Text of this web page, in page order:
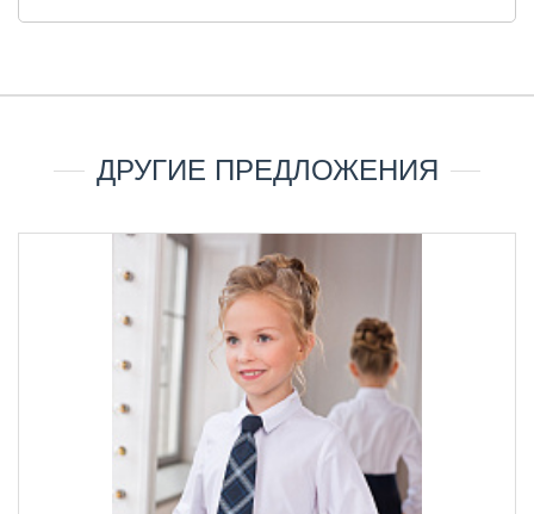
ДРУГИЕ ПРЕДЛОЖЕНИЯ